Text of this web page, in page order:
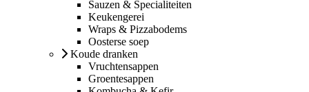
Sauzen & Specialiteiten
Keukengerei
Wraps & Pizzabodems
Oosterse soep
Koude dranken
Vruchtensappen
Groentesappen